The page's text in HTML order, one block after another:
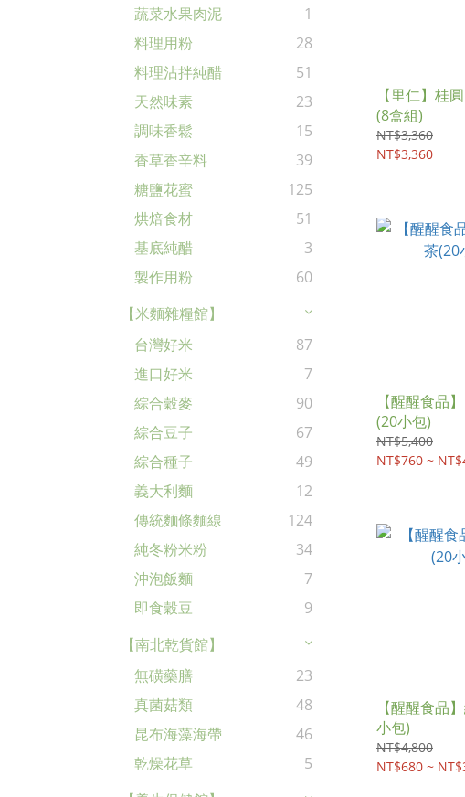
蔬菜水果肉泥
1
料理用粉
28
料理沾拌純醋
51
天然味素
23
調味香鬆
15
香草香辛料
39
糖鹽花蜜
125
烘焙食材
51
基底純醋
3
製作用粉
60
【米麵雜糧館】
台灣好米
87
進口好米
7
綜合穀麥
90
綜合豆子
67
綜合種子
49
義大利麵
12
傳統麵條麵線
124
純冬粉米粉
34
沖泡飯麵
7
即食穀豆
9
【南北乾貨館】
無磺藥膳
23
真菌菇類
48
昆布海藻海帶
46
乾燥花草
5
【里仁】桂
(8盒組)
NT$3,360
NT$3,360
【醒醒食品
(20小包)
NT$5,400
NT$760 ~
【醒醒食品
小包)
NT$4,800
NT$680 ~